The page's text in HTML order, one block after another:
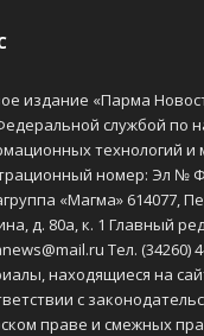
издание «Парма
службой по
технологий и
номер: Эл №
«Магма» 614077,
д. 80а, к. 1 Главный
Тел. (34260)
находящиеся на
с
праве и смежных